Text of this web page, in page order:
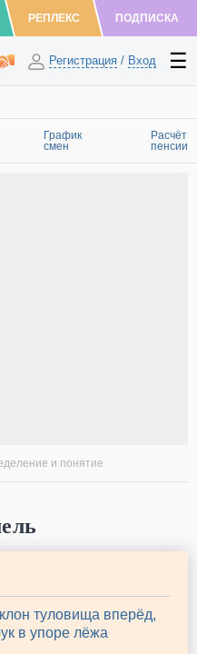
РЕПЛЕКС ПОДПИСКА
Регистрация / Вход
График
смен
Расчёт
пенсии
и понятие
туловища вперёд,
в упоре лёжа